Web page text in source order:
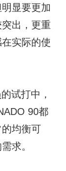
显要更加
出，更重
实际的使
试打中，
90都
均衡可
求。